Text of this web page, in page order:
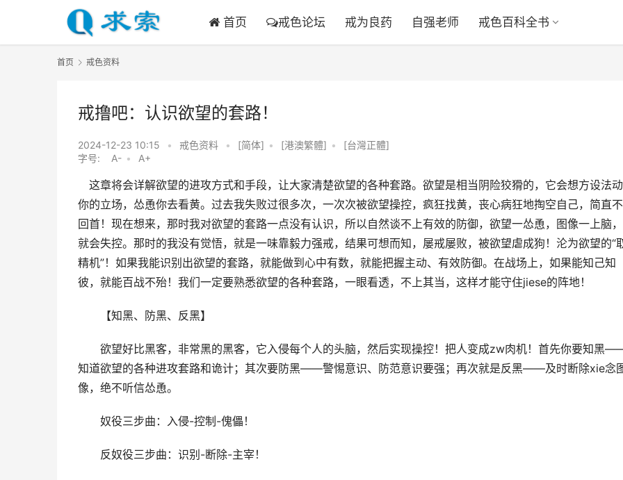
首页 戒色论坛 戒为良药 自强老师 戒色百科全书
首页 戒色资料
戒撸吧：认识欲望的套路！
2024-12-23 10:15 • 戒色资料 • [简体] • [港澳繁體] •
[台灣正體]
字号:
A- • A+
这章将会详解欲望的进攻方式和手段，让大家清楚欲望的各种套路。欲望是相当阴险狡猾的，它会想方设法
你的立场，怂恿你去看黄。过去我失败过很多次，一次次被欲望操控，疯狂找黄，丧心病狂地掏空自己，简直
回首！现在想来，那时我对欲望的套路一点没有认识，所以自然谈不上有效的防御，欲望一怂恿，图像一上脑
就会失控。那时的我没有觉悟，就是一味靠毅力强戒，结果可想而知，屡戒屡败，被欲望虐成狗！沦为欲望的“
精机”！如果我能识别出欲望的套路，就能做到心中有数，就能把握主动、有效防御。在战场上，如果能知己知
彼，就能百战不殆！我们一定要熟悉欲望的各种套路，一眼看透，不上其当，这样才能守住jiese的阵地！
【知黑、防黑、反黑】
欲望好比黑客，非常黑的黑客，它入侵每个人的头脑，然后实现操控！把人变成zw肉机！首先你要知黑
知道欲望的各种进攻套路和诡计；其次要防黑——警惕意识、防范意识要强；再次就是反黑——及时断除xie念
像，绝不听信怂恿。
奴役三步曲：入侵-控制-傀儡！
反奴役三步曲：识别-断除-主宰！